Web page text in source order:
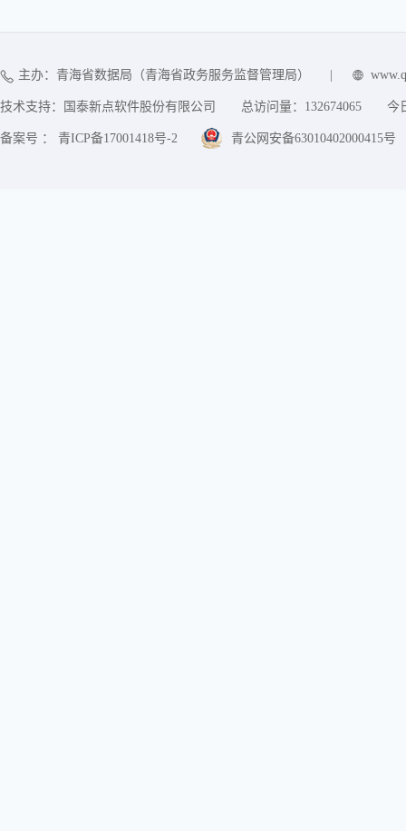
主办：青海省数据局（青海省政务服务监督管理局）
技术支持：国泰新点软件股份有限公司 总访问量： 132674065 今
备案号 ： 青ICP备17001418号-2 青公网安备63010402000415号